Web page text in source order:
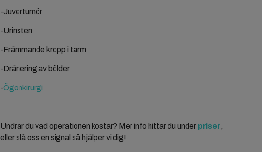
-Juvertumör
-Urinsten
-Främmande kropp i tarm
-Dränering av bölder
-Ögonkirurgi
Undrar du vad operationen kostar? Mer info hittar du under priser,
eller slå oss en signal så hjälper vi dig!